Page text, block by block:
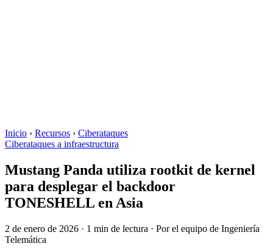
Inicio › Recursos › Ciberataques
Ciberataques a infraestructura
Mustang Panda utiliza rootkit de kernel
para desplegar el backdoor
TONESHELL en Asia
2 de enero de 2026 · 1 min de lectura · Por el equipo de Ingeniería
Telemática